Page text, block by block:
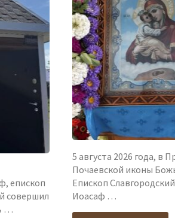
епископ
совершил
…
5 августа 2026 года, в
Почаевской иконы
Епископ
Иоасаф …